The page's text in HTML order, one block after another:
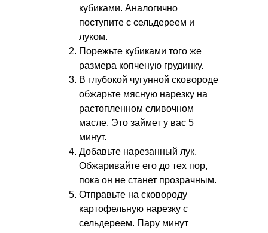
кубиками. Аналогично
поступите с сельдереем и
луком.
Порежьте кубиками того же
размера копченую грудинку.
В глубокой чугунной сковороде
обжарьте мясную нарезку на
растопленном сливочном
масле. Это займет у вас 5
минут.
Добавьте нарезанный лук.
Обжаривайте его до тех пор,
пока он не станет прозрачным.
Отправьте на сковороду
картофельную нарезку с
сельдереем. Пару минут